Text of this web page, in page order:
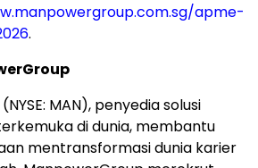
apme-
.
(NYSE: MAN), penyedia solusi
di dunia, membantu
mentransformasi dunia karier